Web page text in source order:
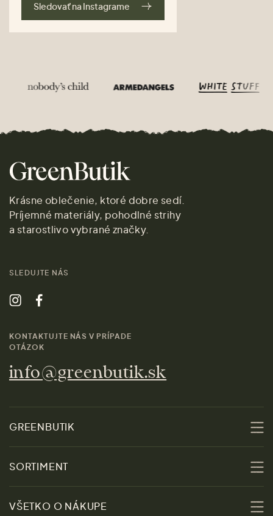
Sledovať na Instagrame
Krásne oblečenie, ktoré dobre sedí.
Príjemné materiály, pohodlné strihy
a starostlivo vybrané značky.
SLEDUJTE NÁS
KONTAKTUJTE NÁS V PRÍPADE
OTÁZOK
info@greenbutik.sk
GREENBUTIK
Udržateľnosť
SORTIMENT
Zľavy
VŠETKO O NÁKUPE